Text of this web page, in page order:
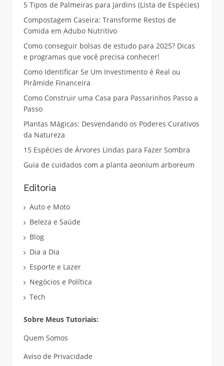
5 Tipos de Palmeiras para Jardins (Lista de Espécies)
Compostagem Caseira: Transforme Restos de
Comida em Adubo Nutritivo
Como conseguir bolsas de estudo para 2025? Dicas
e programas que você precisa conhecer!
Como Identificar Se Um Investimento é Real ou
Pirâmide Financeira
Como Construir uma Casa para Passarinhos Passo a
Passo
Plantas Mágicas: Desvendando os Poderes Curativos
da Natureza
15 Espécies de Árvores Lindas para Fazer Sombra
Guia de cuidados com a planta aeonium arboreum
Editoria
Auto e Moto
Beleza e Saúde
Blog
Dia a Dia
Esporte e Lazer
Negócios e Política
Tech
Sobre Meus Tutoriais:
Quem Somos
Aviso de Privacidade